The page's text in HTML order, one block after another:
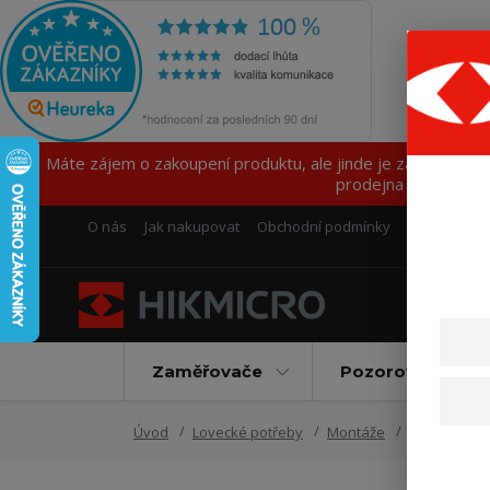
Máte zájem o zakoupení produktu, ale jinde je za lepší
prodejna z důvodu
O nás Jak nakupovat Obchodní podmínky
Zaměřovače Pozorovací
Úvod Lovecké potřeby Montáže